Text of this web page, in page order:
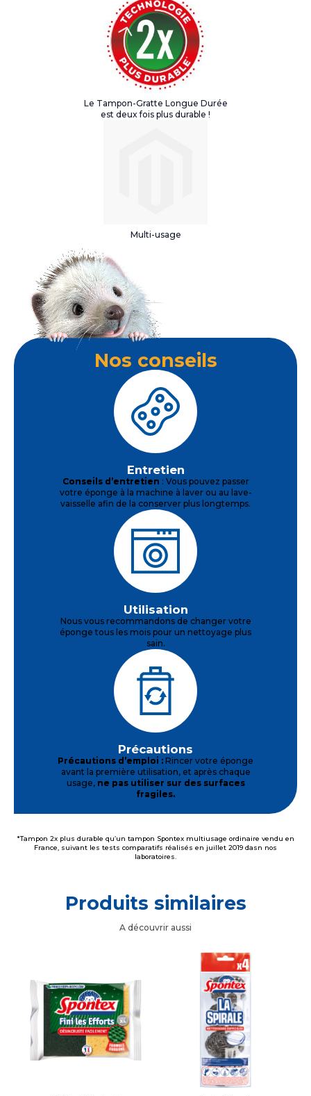
Le Tampon-Gratte Longue Durée
est deux fois plus durable !
Multi-usage
Nos conseils
Entretien
Conseils d’entretien : Vous pouvez passer
votre éponge à la machine à laver ou au lave-
vaisselle afin de la conserver plus longtemps.
Utilisation
Nous vous recommandons de changer votre
éponge tous les mois pour un nettoyage plus
sain.
Précautions
Précautions d’emploi : Rincer votre éponge
avant la première utilisation, et après chaque
usage, ne pas utiliser sur des surfaces
fragiles.
*Tampon 2x plus durable qu’un tampon Spontex multiusage ordinaire vendu en
France, suivant les tests comparatifs réalisés en juillet 2019 dasn nos
laboratoires.
Produits similaires
A découvrir aussi